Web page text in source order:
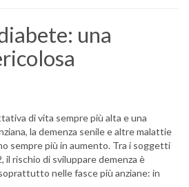
una
di vita sempre più alta e una
la demenza senile e altre malattie
sempre più in aumento. Tra i soggetti
rischio di sviluppare demenza è
nelle fasce più anziane: in